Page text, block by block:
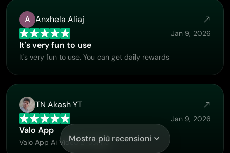
A Anxhela Aliaj
Jan 9, 2026
It's very fun to use
It's very fun to use. You can get daily rewards
TN Akash YT
Jan 9, 2026
Valo App
Valo App Ai Video Er JonnoMostra più recensioni